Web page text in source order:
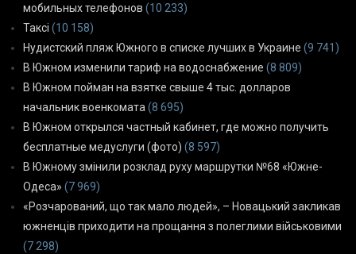
мобильных телефонов (10 233)
Таксі (10 158)
Нудистский пляж Южного в списке лучших в Украине (9 741)
В Южном изменили тариф на водоснабжение (8 809)
В Южном пойман на взятке свыше 4 тыс. долларов
начальник военкомата (8 695)
В Южном открылся частный кабинет, где можно получить
бесплатные медуслуги (фото) (8 597)
В Южному змінили розклад руху маршрутки №68 «Южне-
Одеса» (7 969)
«Розчарований, що так мало людей», – Новацький закликав
южненців приходити на прощання з полеглими військовими
(7 298)